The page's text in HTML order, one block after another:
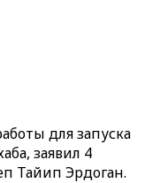
для запуска
заявил 4
Тайип Эрдоган.